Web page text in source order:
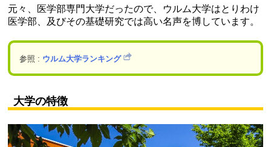
元々、医学部専門大学だったので、ウルム大学はとりわけ
医学部、及びその基礎研究では高い名声を博しています。
参照 : ウルム大学ランキング
大学の特徴